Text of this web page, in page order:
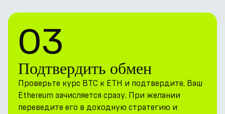
03
Подтвердить обмен
Проверьте курс BTC к ETH и подтвердите. Ваш
Ethereum зачисляется сразу. При желании
переведите его в доходную стратегию и